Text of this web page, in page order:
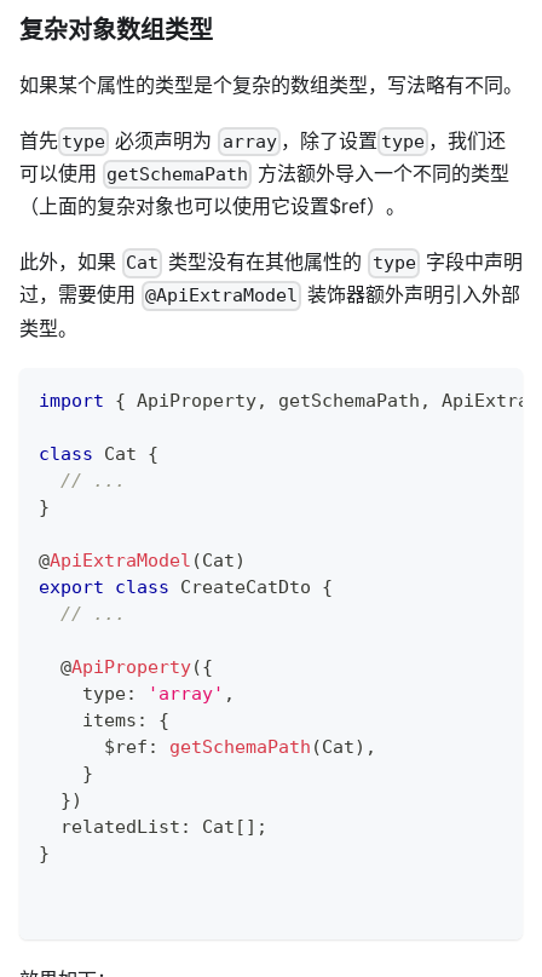
复杂对象数组类型
如果某个属性的类型是个复杂的数组类型，写法略有不同。
首先 type 必须声明为 array，除了设置 type ，我们还
可以使用
getSchemaPath 方法额外导入一个不同的类型
（上面的复杂对象也可以使用它设置$ref）。
此外，如果 Cat 类型没有在其他属性的 type 字段中声明
过，需要使用
@ApiExtraModel 装饰器额外声明引入外部
类型。
import { ApiProperty, getSchemaPath ,
class Cat
{
// ...
}
@ApiExtraModel (Cat)
export
class CreateCatDto
{
// ...
@ApiProperty({
    type
: 'array' ,
    items
:
{
      $ref
: getSchemaPath (Cat) ,
}
})
  relatedList
: Cat [ ] ;
}